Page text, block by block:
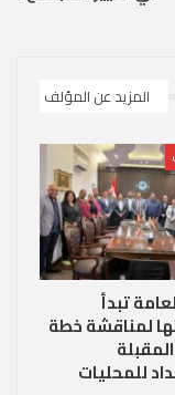
المزيد عن المؤلف
تبدأ
لمناقشة خطة
للمحليات